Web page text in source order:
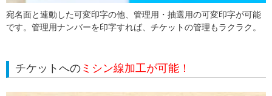
宛名面と連動した可変印字の他、管理用・抽選用の可変印字が可能
です。管理用ナンバーを印字すれば、チケットの管理もラクラク。
チケットへの ミシン線加工が可能！